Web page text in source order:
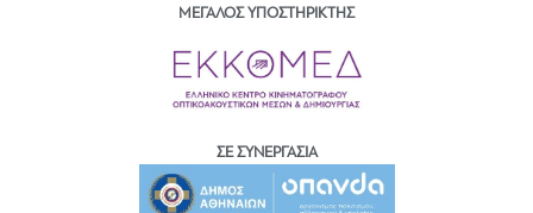
ΜΕΓΑΛΟΣ ΥΠΟΣΤΗΡΙΚΤΗΣ
ΣΕ ΣΥΝΕΡΓΑΣΙΑ